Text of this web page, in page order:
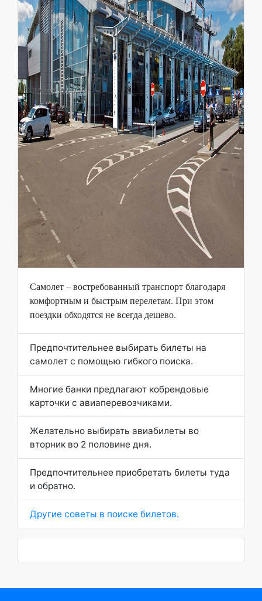
Самолет – востребованный транспорт благодаря
комфортным и быстрым перелетам. При этом
поездки обходятся не всегда дешево.
Предпочтительнее выбирать билеты на
самолет с помощью гибкого поиска.
Многие банки предлагают кобрендовые
карточки с авиаперевозчиками.
Желательно выбирать авиабилеты во
вторник во 2 половине дня.
Предпочтительнее приобретать билеты туда
и обратно.
Другие советы в поиске билетов.